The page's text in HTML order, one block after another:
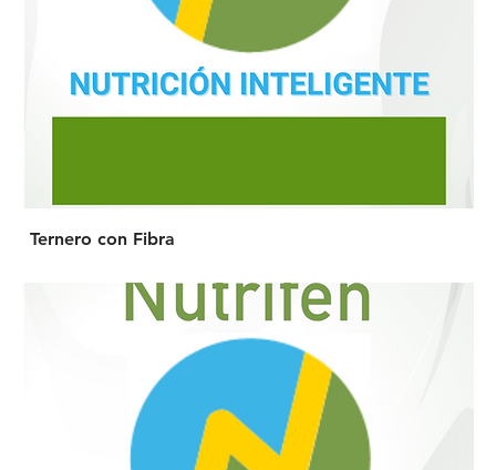
Ternero con Fibra